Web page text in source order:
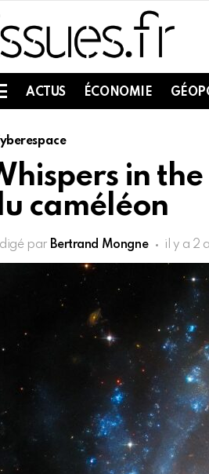
ACTUS ÉCONOMIE
in
caméléon
par Bertrand Mongne il y a 2